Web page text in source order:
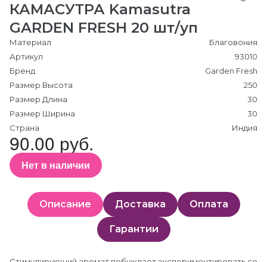
КАМАСУТРА Kamasutra
GARDEN FRESH 20 шт/уп
Материал
Благовония
Артикул
93010
Бренд
Garden Fresh
Размер Высота
250
Размер Длина
30
Размер Ширина
30
Страна
Индия
90.00 руб.
Нет в наличии
Описание Доставка Оплата
Гарантии